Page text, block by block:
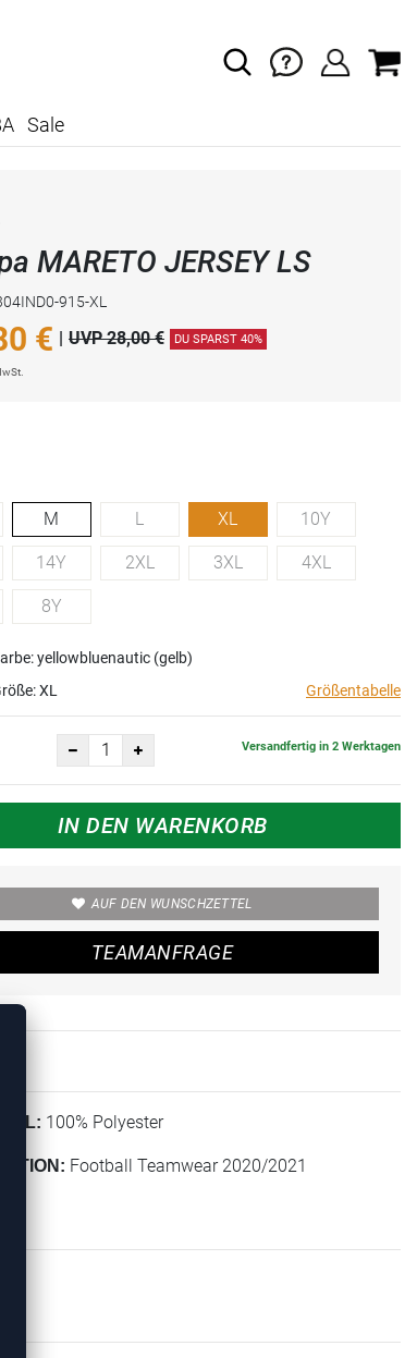
Sale
MARETO JERSEY LS
915-XL
€ UVP 28,00 € DU SPARST 40%
M L XL 10Y
14Y 2XL 3XL 4XL
8Y
yellowbluenautic (gelb)
XL Größentabelle
Versandfertig in 2 Werktagen
IN DEN WARENKORB
AUF DEN WUNSCHZETTEL
TEAMANFRAGE
100% Polyester
Football Teamwear 2020/2021